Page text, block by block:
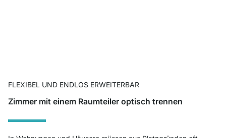
FLEXIBEL UND ENDLOS ERWEITERBAR
Zimmer mit einem Raumteiler optisch trennen